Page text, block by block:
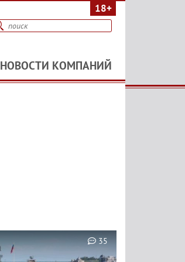
18+
НОВОСТИ КОМПАНИЙ
35